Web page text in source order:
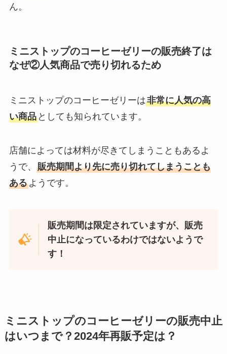
ん。
ミニストップのコーヒーゼリーの販売終了は
なぜ②人気商品で売り切れるため
ミニストップのコーヒーゼリーは非常に人気の高
い商品としても知られています。
店舗によっては材料が尽きてしまうこともあるよ
うで、 販売期間より先に売り切れてしまうことも
あるようです。
販売期間は限定されていますが、販売
中止になっているわけではないようで
す！
ミニストップのコーヒーゼリーの販売中止
はいつまで？2024年再販予定は？